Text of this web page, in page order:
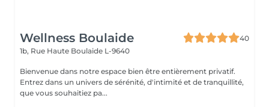
Wellness Boulaide
40
1b, Rue Haute Boulaide L-9640
Bienvenue dans notre espace bien être entièrement privatif.
Entrez dans un univers de sérénité, d'intimité et de tranquillité,
que vous souhaitiez pa...